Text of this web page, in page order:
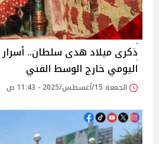
ذكرى ميلاد هدى سلطان.. أسرار
اليومي خارج الوسط الفني
الجمعة 15/أغسطس/2025 - 11:43 ص